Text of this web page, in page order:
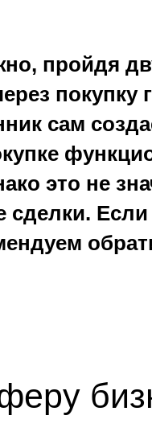
пройдя
покупку
сам
это не
Если